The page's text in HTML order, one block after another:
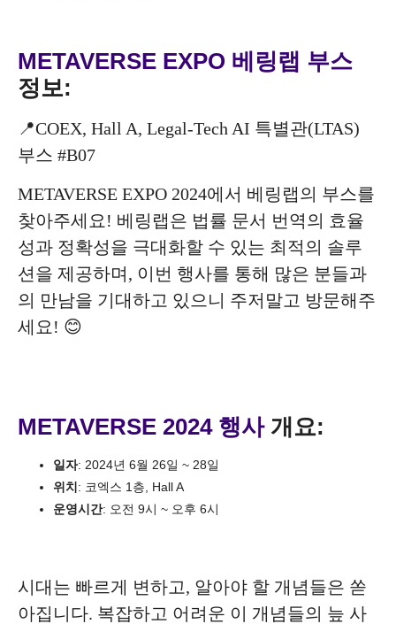
METAVERSE EXPO 베링랩 부스
정보:
📍COEX, Hall A, Legal-Tech AI 특별관(LTAS)
부스 #B07
METAVERSE EXPO 2024에서 베링랩의 부스를
찾아주세요! 베링랩은 법률 문서 번역의 효율
성과 정확성을 극대화할 수 있는 최적의 솔루
션을 제공하며, 이번 행사를 통해 많은 분들과
의 만남을 기대하고 있으니 주저말고 방문해주
세요! 😊
METAVERSE 2024 행사개요:
일자: 2024년 6월 26일 ~ 28일
위치 : 코엑스 1층, Hall A
운영시간: 오전 9시 ~ 오후 6시
시대는 빠르게 변하고, 알아야 할 개념들은 쏟
아집니다. 복잡하고 어려운 이 개념들의 늪 사